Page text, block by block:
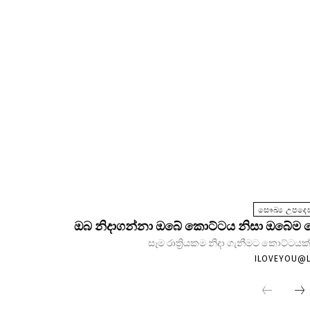
සෞඛ්‍ය
ඔබ නිදාගන්නා ඔබේ කොට්ටය නිසා ඔබේම
සෑම රාත්‍රියකම නිදා ගැනීමට